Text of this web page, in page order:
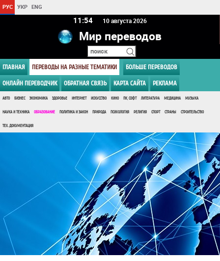
РУС УКР ENG
11 54 10 августа 2026
Мир переводов
ГЛАВНАЯ ПЕРЕВОДЫ НА РАЗНЫЕ ТЕМАТИКИ БОЛЬШЕ ПЕРЕВОДОВ
ОНЛАЙН ПЕРЕВОДЧИК ОБРАТНАЯ СВЯЗЬ КАРТА САЙТА РЕКЛАМА
АВТО БИЗНЕС ЭКОНОМИКА ЗДОРОВЬЕ ИНТЕРНЕТ ИСКУССТВО КИНО ПК, СОФТ ЛИТЕРАТУРА МЕДИЦИНА МУЗЫКА
НАУКА И ТЕХНИКА ОБРАЗОВАНИЕ ПОЛИТИКА И ЗАКОН ПРИРОДА ПСИХОЛОГИЯ РЕЛИГИЯ СПОРТ СТРАНЫ СТРОИТЕЛЬСТВО
ТЕХ. ДОКУМЕНТАЦИЯ